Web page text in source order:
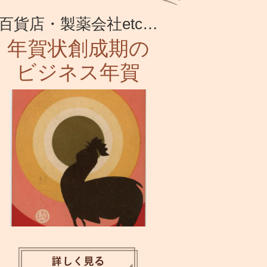
貨店・製薬会社etc…
年賀状創成期の
ビジネス年賀